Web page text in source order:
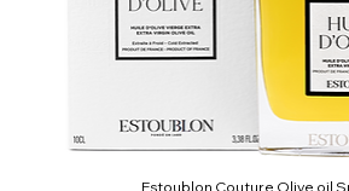
Estoublon Couture Olive oil